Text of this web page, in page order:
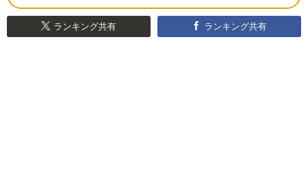
ランキング共有 ランキング共有